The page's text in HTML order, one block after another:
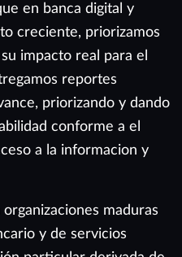
en banca digital y
creciente, priorizamos
impacto real para el
reportes
priorizando y dando
conforme a el
a la informacion y
maduras
y de servicios